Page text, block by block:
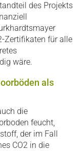
des Projekts
Zertifikaten für alle
wäre.
als
die
feucht,
der im Fall
CO2 in die